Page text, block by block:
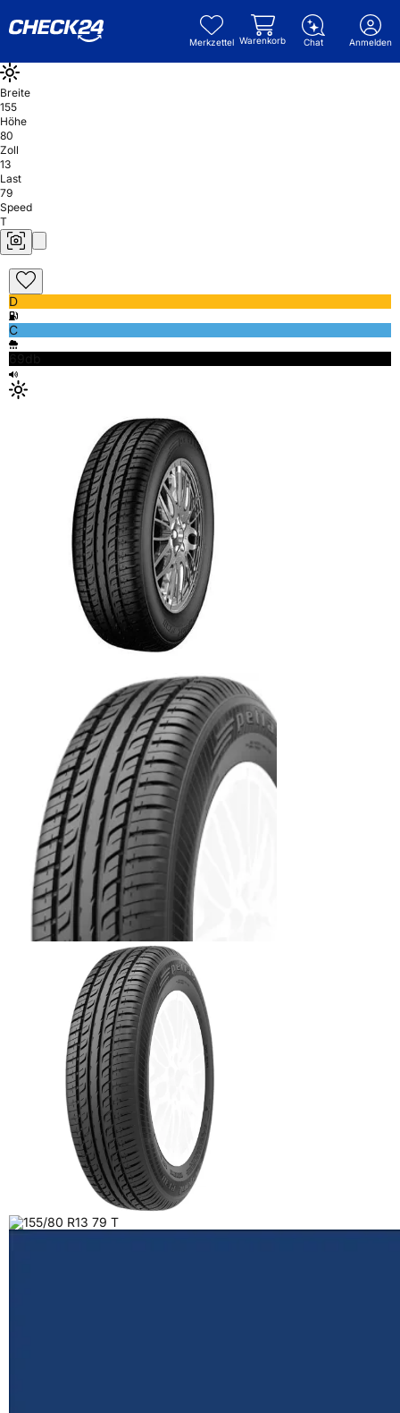
Merkzettel Warenkorb Chat Anmelden
Breite
155
Höhe
80
Zoll
13
Last
79
Speed
T
D
C
69db